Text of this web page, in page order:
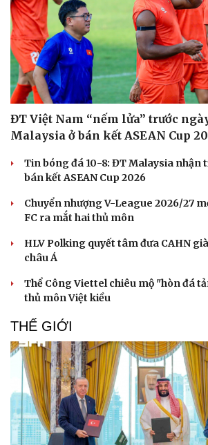
Sân khấu - Điện ảnh
Văn học
Âm nhạc
Di sản
Nghệ sĩ
Thời
Sao Việt
ĐT Việt Nam “nếm lửa” trước
Malaysia ở bán kết ASEAN Cup
Tin bóng đá 10-8: ĐT Malaysia nhận
bán kết ASEAN Cup 2026
Chuyển nhượng V-League 2026/27
FC ra mắt hai thủ môn
HLV Polking quyết tâm đưa CAHN
châu Á
Thể Công Viettel chiêu mộ "hòn đá
thủ môn Việt kiều
THẾ GIỚI